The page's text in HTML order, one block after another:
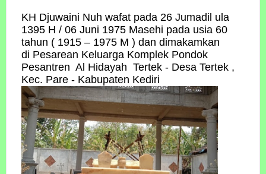
KH Djuwaini Nuh wafat pada 26 Jumadil ula
1395 H / 06 Juni 1975 Masehi pada usia 60
tahun ( 1915 – 1975 M ) dan dimakamkan
di Pesarean Keluarga Komplek Pondok
Pesantren Al Hidayah Tertek - Desa Tertek ,
Kec. Pare - Kabupaten Kediri